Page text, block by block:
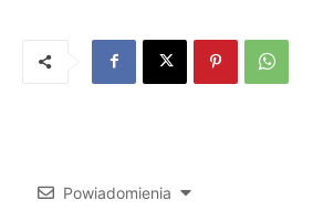
Powiadomienia